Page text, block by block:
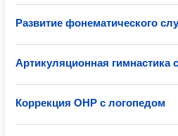
Развитие фонематического
Артикуляционная гимнастика
Коррекция ОНР с логопедом